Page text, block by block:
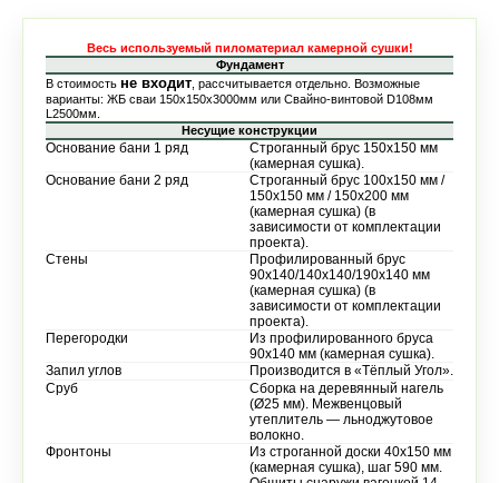
Весь используемый пиломатериал камерной сушки!
Фундамент
В стоимость не входит , рассчитывается отдельно. Возможные
варианты: ЖБ сваи 150х150х3000мм или Свайно-винтовой D108мм
L2500мм.
Несущие конструкции
Основание бани 1 ряд
Строганный брус 150х150 мм
(камерная сушка).
Основание бани 2 ряд
Строганный брус 100х150 мм /
150х150 мм / 150х200 мм
(камерная сушка) (в
зависимости от комплектации
проекта).
Стены
Профилированный брус
90х140/140х140/190х140 мм
(камерная сушка) (в
зависимости от комплектации
проекта).
Перегородки
Из профилированного бруса
90х140 мм (камерная сушка).
Запил углов Производится в «Тёплый Угол».
Сруб
Сборка на деревянный нагель
(Ø25 мм). Межвенцовый
утеплитель — льноджутовое
волокно.
Фронтоны
Из строганной доски 40х150 мм
(камерная сушка), шаг 590 мм.